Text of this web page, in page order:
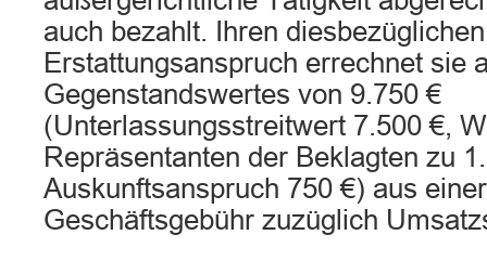
auch bezahlt. Ihren diesbezüglichen
Erstattungsanspruch errechnet sie
Gegenstandswertes von 9.750 €
(Unterlassungsstreitwert 7.500 €,
Repräsentanten der Beklagten zu
Auskunftsanspruch 750 €) aus
Geschäftsgebühr zuzüglich